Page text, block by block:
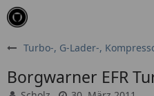
Turbo-, G-Lader-,
Borgwarner EFR